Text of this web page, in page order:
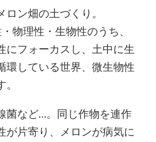
ン畑の土づくり。
物理性・生物性のうち、
にフォーカスし、土中に生
環している世界、微生物性
菌など…。同じ作物を連作
が片寄り、メロンが病気に